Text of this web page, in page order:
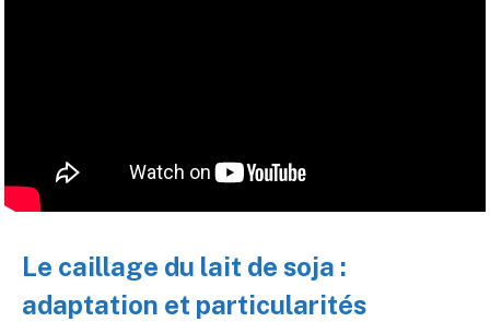
Le caillage du lait de soja :
adaptation et particularités